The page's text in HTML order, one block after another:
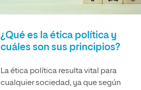
¿Qué es la ética política y
cuáles son sus principios?
La ética política resulta vital para
cualquier sociedad, ya que según